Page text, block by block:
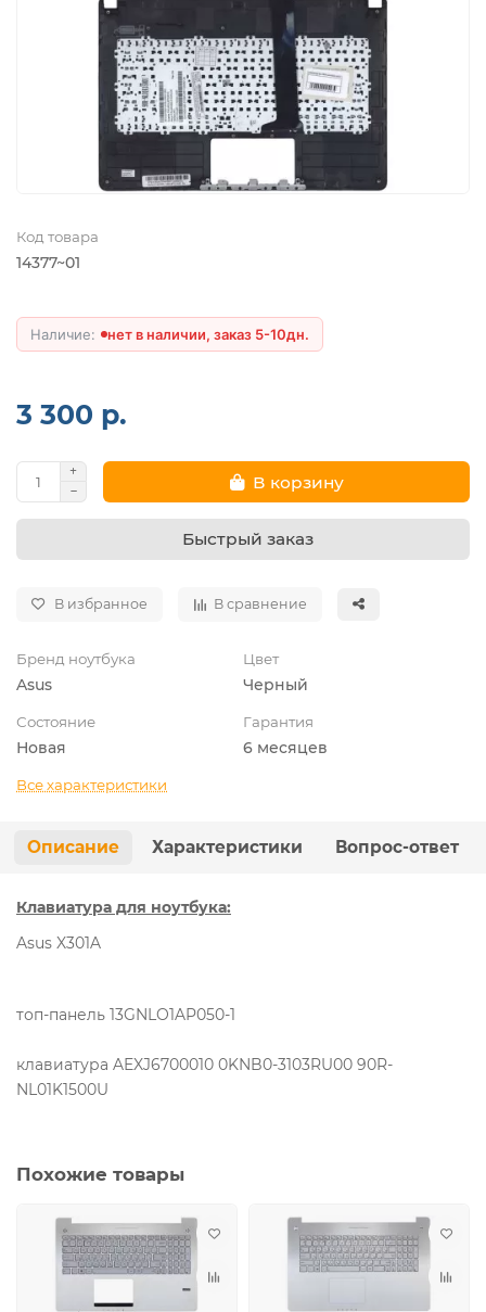
Код товара
14377~01
нет в наличии, заказ 5-10дн.
3 300 р.
В корзину
Быстрый заказ
В избранное В сравнение
Бренд ноутбука
Asus
Цвет
Черный
Состояние
Новая
Гарантия
6 месяцев
Все характеристики
Описание Характеристики Вопрос-ответ
Клавиатура для ноутбука:
Asus X301A
топ-панель 13GNLO1AP050-1
клавиатура AEXJ6700010 0KNB0-3103RU00 90R-
NL01K1500U
Похожие товары